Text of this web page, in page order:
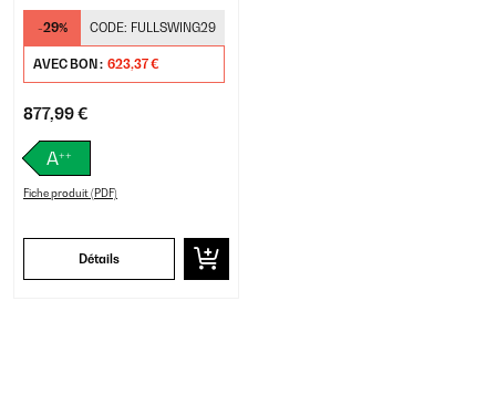
Climatiseur
-29% CODE: FULLSWING29
AVEC BON : 623,37 €
877,99 €
A++
Fiche produit (PDF)
Détails